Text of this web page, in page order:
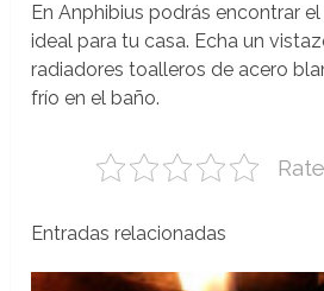
En Anphibius podrás encontrar el
ideal para tu casa. Echa un
radiadores toalleros de acero
frío en el baño.
Entradas relacionadas